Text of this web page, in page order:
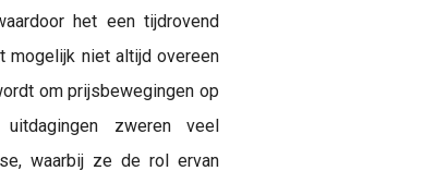
het een tijdrovend
mogelijk niet altijd overeen
om prijsbewegingen op
zweren veel
waarbij ze de rol ervan